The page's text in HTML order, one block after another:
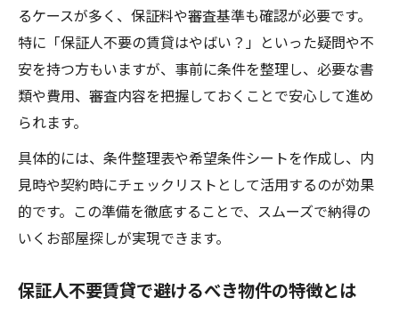
るケースが多く、保証料や審査基準も確認が必要です。
特に「保証人不要の賃貸はやばい？」といった疑問や不
安を持つ方もいますが、事前に条件を整理し、必要な書
類や費用、審査内容を把握しておくことで安心して進め
られます。
具体的には、条件整理表や希望条件シートを作成し、内
見時や契約時にチェックリストとして活用するのが効果
的です。この準備を徹底することで、スムーズで納得の
いくお部屋探しが実現できます。
保証人不要賃貸で避けるべき物件の特徴とは